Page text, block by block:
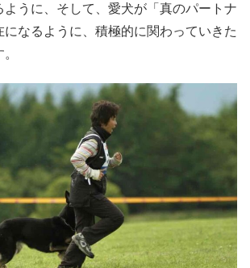
ように、そして、愛犬が「真のパートナ
になるように、積極的に関わっていきた